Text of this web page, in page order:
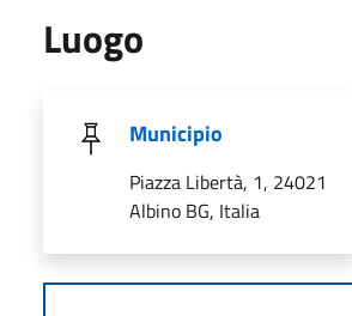
Luogo
Municipio
Piazza Libertà, 1, 24021
Albino BG, Italia